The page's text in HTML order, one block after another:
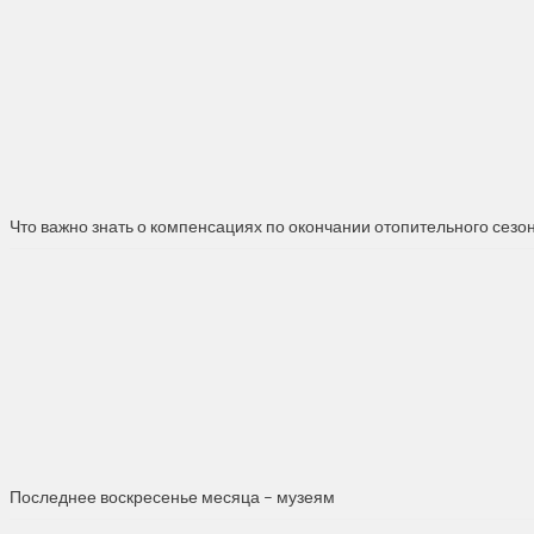
Что важно знать о компенсациях по окончании отопительного
Последнее воскресенье месяца – музеям